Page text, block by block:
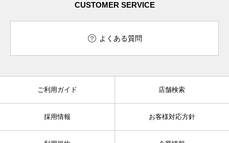
CUSTOMER SERVICE
よくある質問
ご利用ガイド 店舗検索
採用情報 お客様対応方針